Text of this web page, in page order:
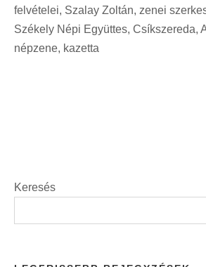
e
r
i
felvételei, Szalay Zoltán, zenei
Székely Népi Együttes, Csíkszereda,
népzene, kazetta
Keresés